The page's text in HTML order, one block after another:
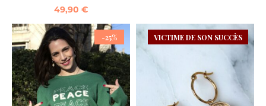
49,90 €
-25% VICTIME DE SON SUCCÈS